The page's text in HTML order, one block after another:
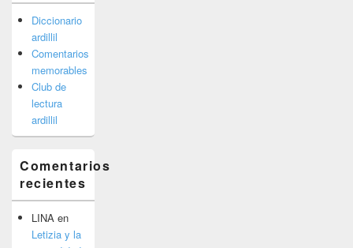
Diccionario
ardillil
Comentarios
memorables
Club de
lectura
ardillil
Comentarios
recientes
LINA en
Letizia y la